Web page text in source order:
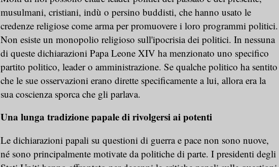
musulmani, cristiani, indù o persino buddisti, che hanno usato le
credenze religiose come arma per promuovere i loro programmi politici.
Non esiste un monopolio religioso sull'ipocrisia dei politici. In nessuna
di queste dichiarazioni Papa Leone XIV ha menzionato uno specifico
partito politico, leader o amministrazione. Se qualche politico ha sentito
che le sue osservazioni erano dirette specificamente a lui, allora era la
sua coscienza sporca che gli parlava.
Una lunga tradizione papale di rivolgersi ai potenti
Le dichiarazioni papali su questioni di guerra e pace non sono nuove,
né sono principalmente motivate da politiche di parte. I presidenti degli